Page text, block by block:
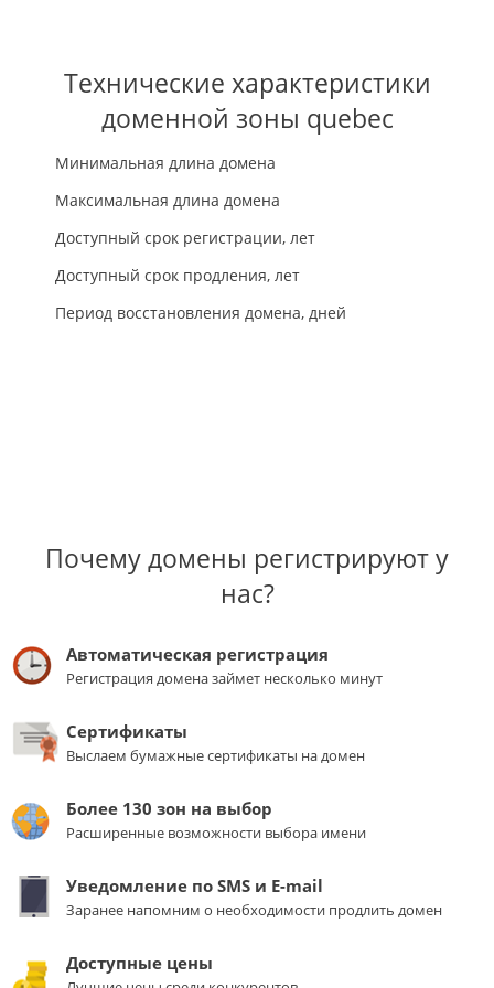
Технические характеристики
доменной зоны quebec
Минимальная длина домена
Максимальная длина домена
Доступный срок регистрации, лет
Доступный срок продления, лет
Период восстановления домена, дней
Почему домены регистрируют у
нас?
Автоматическая регистрация
Регистрация домена займет несколько минут
Сертификаты
Выслаем бумажные сертификаты на домен
Более 130 зон на выбор
Расширенные возможности выбора имени
Уведомление по SMS и E-mail
Заранее напомним о необходимости продлить домен
Доступные цены